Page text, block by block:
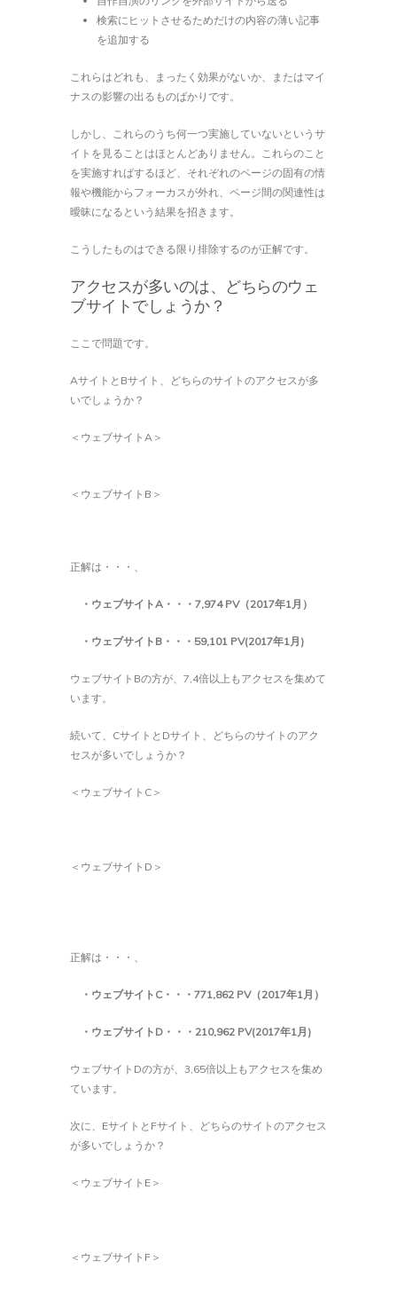
検索にヒットさせるためだけの内容の薄い記事
を追加する
これらはどれも、まったく効果がないか、またはマイ
ナスの影響の出るものばかりです。
しかし、これらのうち何一つ実施していないというサ
イトを見ることはほとんどありません。これらのこと
を実施すればするほど、それぞれのページの固有の情
報や機能からフォーカスが外れ、ページ間の関連性は
曖昧になるという結果を招きます。
こうしたものはできる限り排除するのが正解です。
アクセスが多いのは、どちらのウェ
ブサイトでしょうか？
ここで問題です。
AサイトとBサイト、どちらのサイトのアクセスが多
いでしょうか？
＜ウェブサイトA＞
＜ウェブサイトB＞
正解は・・・、
・ウェブサイトA ・・・ 7,974 PV（2017年1月）
・ウェブサイト B ・・・ 59,101 PV(2017年1月 )
ウェブサイトBの方が、7,4倍以上もアクセスを集めて
います。
続いて、CサイトとDサイト、どちらのサイトのアク
セスが多いでしょうか？
＜ウェブサイトC＞
＜ウェブサイトD＞
正解は・・・、
・ウェブサイトC・・・ 771,862 PV（2017年1月）
・ウェブサイトD ・・・210,962 PV(2017年1月 )
ウェブサイトDの方が、3,65倍以上もアクセスを集め
ています。
次に、EサイトとFサイト、どちらのサイトのアクセス
が多いでしょうか？
＜ウェブサイトE＞
＜ウェブサイトF＞